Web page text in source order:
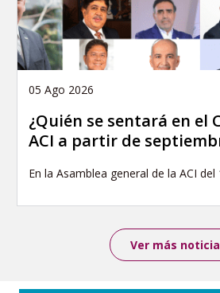
05 Ago 2026
¿Quién se sentará en el
ACI a partir de
En la Asamblea general de la ACI del
Ver más